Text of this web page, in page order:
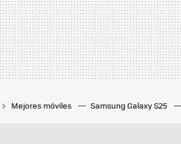
Mejores móviles Samsung Galaxy S25